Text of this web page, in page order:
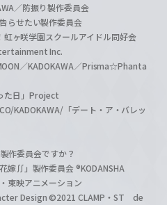
／防振り製作委員会
らせたい製作委員会
ヶ咲学園スクールアイドル同好会
Inc.
／KADOKAWA／Prisma☆Phanta
た日」Project
KADOKAWA/「デート・ア・バレッ
作委員会ですか？
嫁∬」製作委員会 ®KODANSHA
東映アニメーション
Design ©2021 CLAMP・ST de